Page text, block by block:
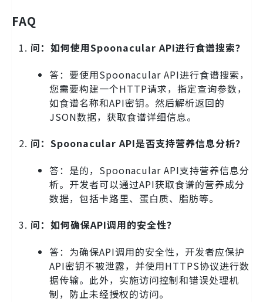
FAQ
问：如何使用Spoonacular API进行食谱搜索？
答：要使用Spoonacular API进行食谱搜索，
您需要构建一个HTTP请求，指定查询参数，
如食谱名称和API密钥。然后解析返回的
JSON数据，获取食谱详细信息。
问：Spoonacular API是否支持营养信息分析？
答：是的，Spoonacular API支持营养信息分
析。开发者可以通过API获取食谱的营养成分
数据，包括卡路里、蛋白质、脂肪等。
问：如何确保API调用的安全性？
答：为确保API调用的安全性，开发者应保护
API密钥不被泄露，并使用HTTPS协议进行数
据传输。此外，实施访问控制和错误处理机
制，防止未经授权的访问。